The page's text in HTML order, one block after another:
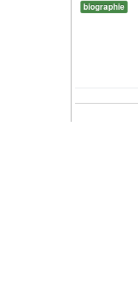
biographie